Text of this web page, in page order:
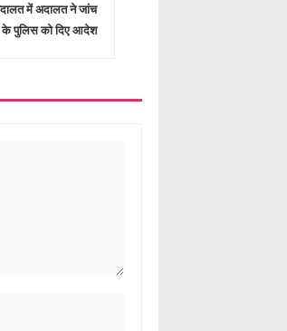
में अदालत ने जांच
के पुलिस को दिए आदेश